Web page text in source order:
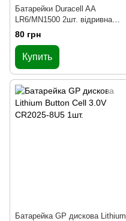
Батарейки Duracell AA
LR6/MN1500 2шт. відривна
(плакат 2x10)
80 грн
Купить
Батарейка GP дискова Lithium